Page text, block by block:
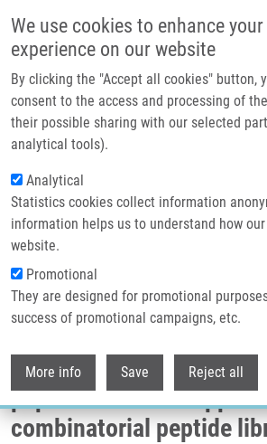
We use cookies to enhance
experience on our website
By clicking the "Accept all cookies" button,
consent to the access and processing of
their possible sharing with our selected
analytical tools).
Analytical
Statistics cookies collect information
information helps us to understand how
website.
Promotional
They are designed for promotional
success of promotional campaigns, etc.
More info Save Reject all
Header image
Drobečková navigace
Domů
Evaluation Of An Integrative Bayesian Peptide
Combinatorial Peptide Library
Evaluation of an
peptide detection
combinatorial peptide